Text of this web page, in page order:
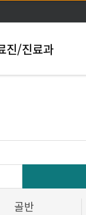
진/진료과
골반